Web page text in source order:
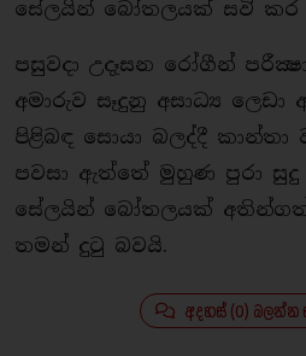
සේලයින් බෝතලයක් සවි කර
පසුවදා උදෑසන රෝගීන්
අමාරුව සෑදුනු අසාධ්‍ය
පිළිබඳ සොයා බලද්දී
පවසා ඇත්තේ මුහුණ පුරා සුදු
සේලයින් බෝතලයක්
තමන් දුටු බවයි.
අදහස් (0)